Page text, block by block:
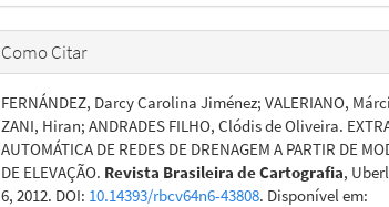
Como Citar
FERNÁNDEZ, Darcy Carolina Jiménez; VALERIANO,
ZANI, Hiran; ANDRADES FILHO, Clódis de Oliveira.
AUTOMÁTICA DE REDES DE DRENAGEM A PARTIR DE
DE ELEVAÇÃO. Revista Brasileira de Cartografia,
6, 2012. DOI: 10.14393/rbcv64n6-43808. Disponível em: